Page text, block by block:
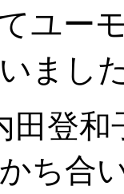
ユー
まし
田登
ち合